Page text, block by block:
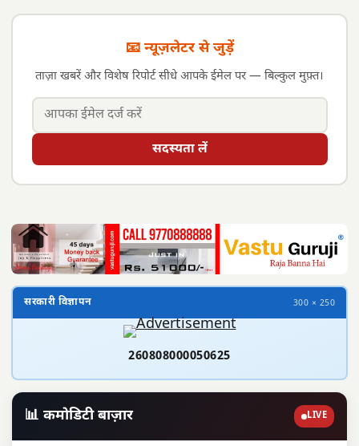
📧 न्यूज़लेटर से जुड़ें
ताज़ा खबरें और विशेष रिपोर्ट सीधे आपके ईमेल पर — बिल्कुल मुफ़्त।
सदस्यता लें
सरकारी विज्ञापन 300 × 250
260808000050625
📊 कमोडिटी बाज़ार LIVE